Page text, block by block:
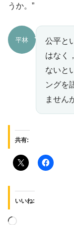
うか。”
平林
公平と
はなく
ないと
ングを
ません
共有:
いいね: